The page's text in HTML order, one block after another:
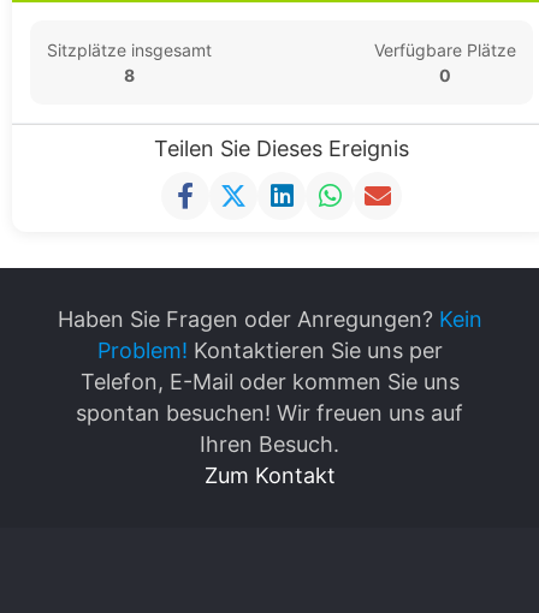
Sitzplätze insgesamt
8
Verfügbare Plätze
0
Teilen Sie Dieses Ereignis
Haben Sie Fragen oder Anregungen? Kein
Problem! Kontaktieren Sie uns per
Telefon, E-Mail oder kommen Sie uns
spontan besuchen! Wir freuen uns auf
Ihren Besuch.
Zum Kontakt